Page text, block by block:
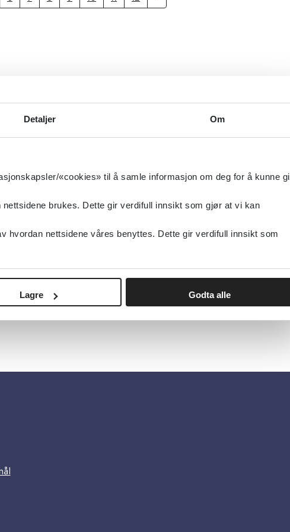
Detaljer Om
«cookies» til å samle informasjon om deg for å kunne gi
brukes. Dette gir verdifull innsikt som gjør at vi kan
hvordan nettsidene våres benyttes. Dette gir verdifull innsikt som
Lagre Godta alle